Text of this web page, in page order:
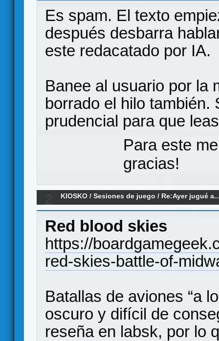
Es spam. El texto
después desbarra
este redacatado por IA.
Banee al usuario por la
borrado el hilo también.
prudencial para que
Para este
gracias!
KIOSKO /Sesiones de juego / Re:Ayer jugué
Red blood skies
https://
red-skies-battle-of-
Batallas de aviones “a
oscuro y difícil de
reseña en labsk, por lo